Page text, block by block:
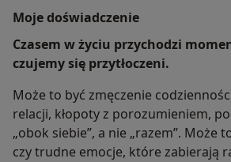
Moje doświadczenie
Czasem w życiu przychodzi
czujemy się przytłoczeni.
Może to być zmęczenie
relacji, kłopoty z porozumieniem,
„obok siebie”, a nie „razem”. Może
czy trudne emocje, które zabierają